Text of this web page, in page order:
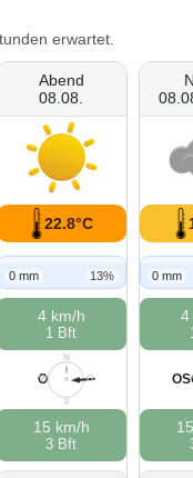
erwartet.
Abend
08.08.
22.8°C
0 mm 13%
4 km/h
1 Bft
N
O
S
W
O
15 km/h
3 Bft
0 mm
4